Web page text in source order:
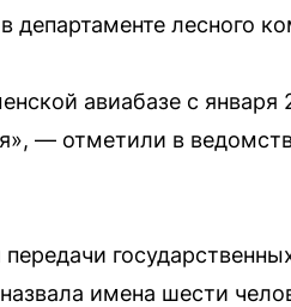
лесного
авиабазе с января
— отметили в
имена шести